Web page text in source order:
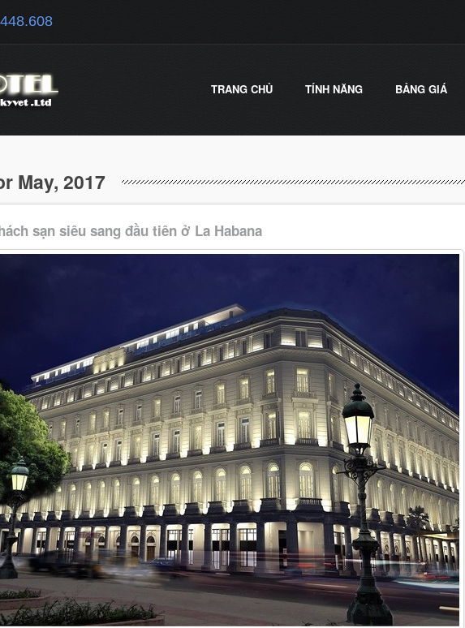
TRANG CHỦ TÍNH NĂNG BẢNG GIÁ
May, 2017
sạn siêu sang đầu tiên ở La Habana